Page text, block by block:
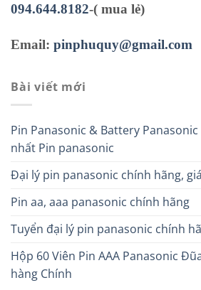
094.644.8182-( mua lẻ)
Email: pinphuquy@gmail.com
Bài viết mới
Pin Panasonic & Battery
nhất Pin panasonic
Đại lý pin panasonic chính hãng,
Pin aa, aaa panasonic chính hãng
Tuyển đại lý pin panasonic chính
Hộp 60 Viên Pin AAA Panasonic
hàng Chính